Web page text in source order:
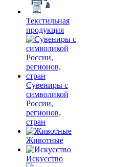
Текстильная
продукция
Сувениры с
символикой
России,
регионов,
стран
Животные
Искусство